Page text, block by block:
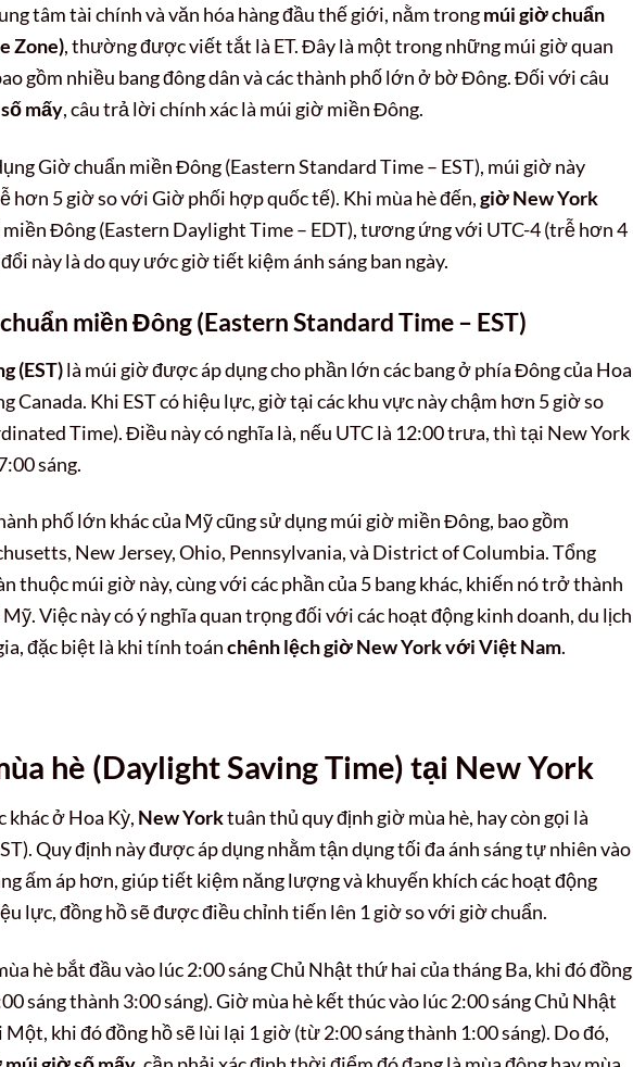
tâm tài chính và văn hóa hàng đầu thế giới, nằm trongmúi giờ chuẩn
Zone), thường được viết tắt là ET. Đây là một trong những múi giờ quan
gồm nhiều bang đông dân và các thành phố lớn ở bờ Đông. Đối với câu
mấy, câu trả lời chính xác là múi giờ miền Đông.
Giờ chuẩn miền Đông (Eastern Standard Time – EST), múi giờ này
hơn 5 giờ so với Giờ phối hợp quốc tế). Khi mùa hè đến,giờ New York
miền Đông (Eastern Daylight Time – EDT), tương ứng với UTC-4 (trễ hơn 4
này là do quy ước giờ tiết kiệm ánh sáng ban ngày.
miền Đông (Eastern Standard Time – EST)
(EST)là múi giờ được áp dụng cho phần lớn các bang ở phía Đông của Hoa
Canada. Khi EST có hiệu lực, giờ tại các khu vực này chậm hơn 5 giờ so
Time). Điều này có nghĩa là, nếu UTC là 12:00 trưa, thì tại New York
sáng.
phố lớn khác của Mỹ cũng sử dụng múi giờ miền Đông, bao gồm
New Jersey, Ohio, Pennsylvania, và District of Columbia. Tổng
thuộc múi giờ này, cùng với các phần của 5 bang khác, khiến nó trở thành
Việc này có ý nghĩa quan trọng đối với các hoạt động kinh doanh, du lịch
đặc biệt là khi tính toánchênh lệch giờ New York với Việt Nam.
hè (Daylight Saving Time) tại New York
khác ở Hoa Kỳ, New Yorktuân thủ quy định giờ mùa hè, hay còn gọi là
Quy định này được áp dụng nhằm tận dụng tối đa ánh sáng tự nhiên vào
ấm áp hơn, giúp tiết kiệm năng lượng và khuyến khích các hoạt động
lực, đồng hồ sẽ được điều chỉnh tiến lên 1 giờ so với giờ chuẩn.
hè bắt đầu vào lúc 2:00 sáng Chủ Nhật thứ hai của tháng Ba, khi đó đồng
sáng thành 3:00 sáng). Giờ mùa hè kết thúc vào lúc 2:00 sáng Chủ Nhật
khi đó đồng hồ sẽ lùi lại 1 giờ (từ 2:00 sáng thành 1:00 sáng). Do đó,